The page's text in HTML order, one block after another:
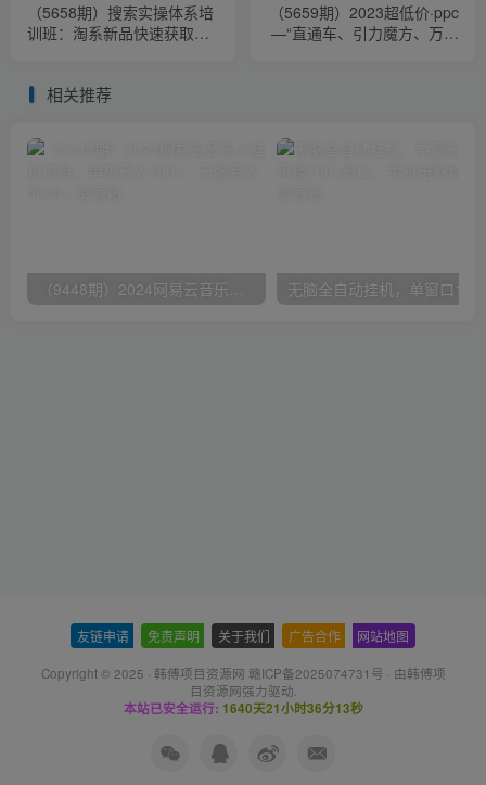
（5658期）搜索实操体系培
训班：淘系新品快速获取免
（5659期）2023超低价·ppc
—“直通车、引力魔方、万相
相关推荐
（9448期）2024网易云音乐人挂机项目，单机日入150+，无脑月入5000+
友链申请 免责声明 关于我们 广告合作 网站地图
Copyright © 2025 · 韩傅项目资源网 赣ICP备2025074731号 · 由韩傅项
目资源网强力驱动.
本站已安全运行: 1640天21小时36分13秒